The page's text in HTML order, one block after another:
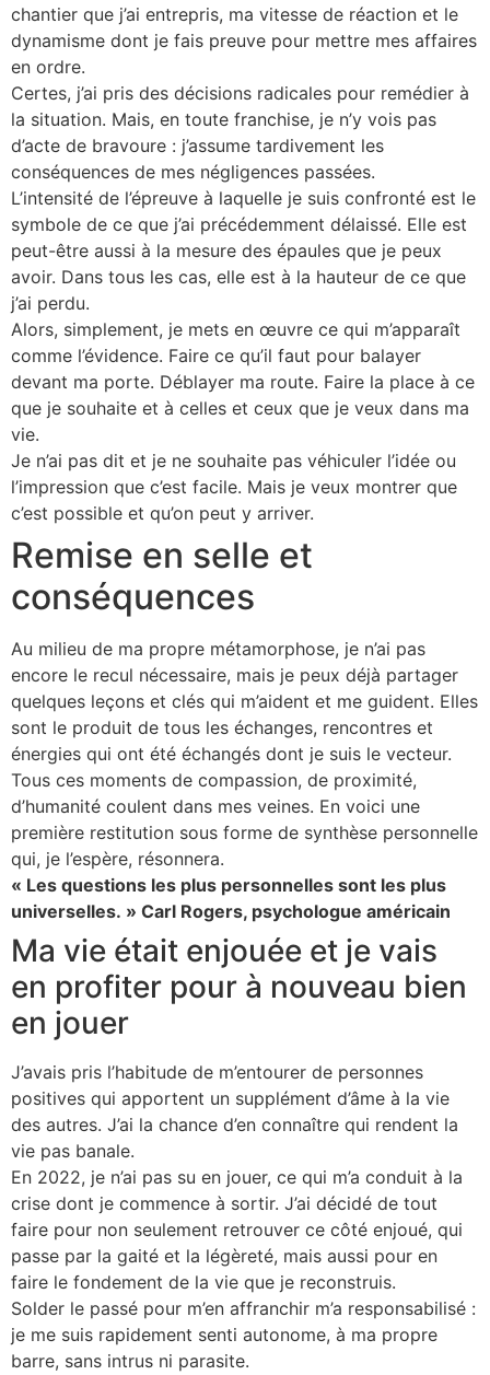
chantier que j’ai entrepris, ma vitesse de réaction et le
dynamisme dont je fais preuve pour mettre mes affaires
en ordre.
Certes, j’ai pris des décisions radicales pour remédier à
la situation. Mais, en toute franchise, je n’y vois pas
d’acte de bravoure : j’assume tardivement les
conséquences de mes négligences passées.
L’intensité de l’épreuve à laquelle je suis confronté est le
symbole de ce que j’ai précédemment délaissé. Elle est
peut-être aussi à la mesure des épaules que je peux
avoir. Dans tous les cas, elle est à la hauteur de ce que
j’ai perdu.
Alors, simplement, je mets en œuvre ce qui m’apparaît
comme l’évidence. Faire ce qu’il faut pour balayer
devant ma porte. Déblayer ma route. Faire la place à ce
que je souhaite et à celles et ceux que je veux dans ma
vie.
Je n’ai pas dit et je ne souhaite pas véhiculer l’idée ou
l’impression que c’est facile. Mais je veux montrer que
c’est possible et qu’on peut y arriver.
Remise en selle et
conséquences
Au milieu de ma propre métamorphose, je n’ai pas
encore le recul nécessaire, mais je peux déjà partager
quelques leçons et clés qui m’aident et me guident. Elles
sont le produit de tous les échanges, rencontres et
énergies qui ont été échangés dont je suis le vecteur.
Tous ces moments de compassion, de proximité,
d’humanité coulent dans mes veines. En voici une
première restitution sous forme de synthèse personnelle
qui, je l’espère, résonnera.
« Les questions les plus personnelles sont les plus
universelles. » Carl Rogers, psychologue américain
Ma vie était enjouée et je vais
en profiter pour à nouveau bien
en jouer
J’avais pris l’habitude de m’entourer de personnes
positives qui apportent un supplément d’âme à la vie
des autres. J’ai la chance d’en connaître qui rendent la
vie pas banale.
En 2022, je n’ai pas su en jouer, ce qui m’a conduit à la
crise dont je commence à sortir. J’ai décidé de tout
faire pour non seulement retrouver ce côté enjoué, qui
passe par la gaité et la légèreté, mais aussi pour en
faire le fondement de la vie que je reconstruis.
Solder le passé pour m’en affranchir m’a responsabilisé :
je me suis rapidement senti autonome, à ma propre
barre, sans intrus ni parasite.